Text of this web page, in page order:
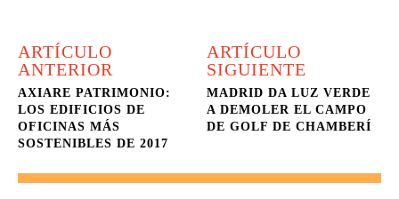
ARTÍCULO
ANTERIOR
AXIARE PATRIMONIO:
LOS EDIFICIOS DE
OFICINAS MÁS
SOSTENIBLES DE 2017
ARTÍCULO
SIGUIENTE
MADRID DA LUZ VERDE
A DEMOLER EL CAMPO
DE GOLF DE CHAMBERÍ